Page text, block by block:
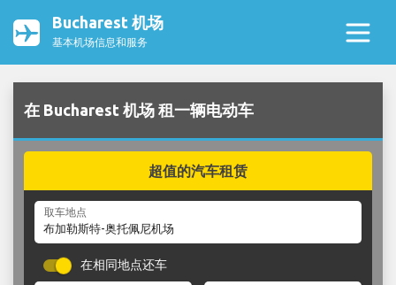
Bucharest 机场
基本机场信息和服务
在 Bucharest 机场 租一辆电动车
超值的汽车租赁
取车地点
在相同地点还车